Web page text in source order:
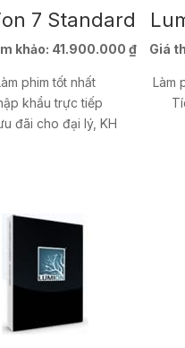
7 Standard
khảo: 41.900.000 ₫
phim tốt nhất
khẩu trực tiếp
đãi cho đại lý, KH
Giá
Làm